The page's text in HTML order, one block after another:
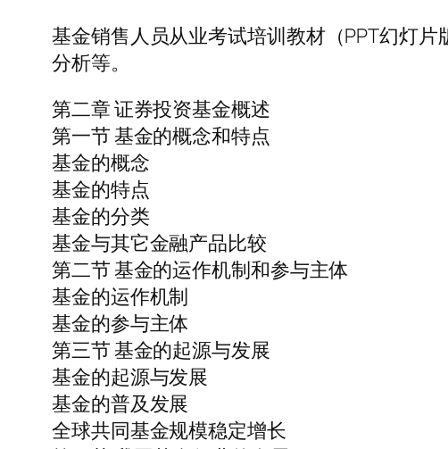
基金销售人员从业考试培训教材（PPT幻灯
分析等。
第二章 证券投资基金概述
第一节 基金的概念和特点
基金的概念
基金的特点
基金的分类
基金与其它金融产品比较
第二节 基金的运作机制和参与主体
基金的运作机制
基金的参与主体
第三节 基金的起源与发展
基金的起源与发展
基金的普及发展
全球共同基金规模稳定增长